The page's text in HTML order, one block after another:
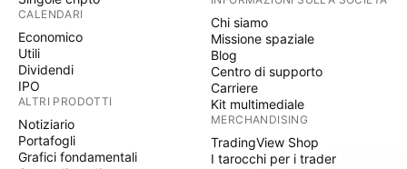
CALENDARI
Economico
Utili
Dividendi
IPO
ALTRI PRODOTTI
Notiziario
Portafogli
Grafici fondamentali
Chi siamo
Missione spaziale
Blog
Centro di supporto
Carriere
Kit multimediale
MERCHANDISING
TradingView Shop
I tarocchi per i trader